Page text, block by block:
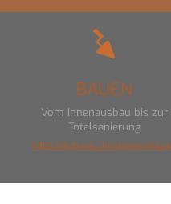
BAUEN
Vom Innenausbau bis zur
Totalsanierung
https://diybook.ch/ratgeber/